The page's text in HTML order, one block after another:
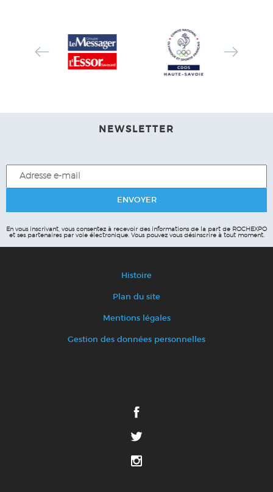
NEWSLETTER
En vous inscrivant, vous consentez à recevoir des informations de la part de ROCHEXPO
et ses partenaires par voie électronique.Vous pouvez vous désinscrire à tout moment.
Histoire
Plan du site
Mentions légales
Gestion des données personnelles